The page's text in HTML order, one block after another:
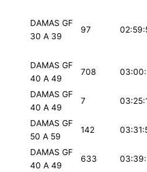
DAMAS GF
30 A 39
97
DAMAS GF
40 A 49
708
DAMAS GF
40 A 49
7
DAMAS GF
50 A 59
142
DAMAS GF
40 A 49
633